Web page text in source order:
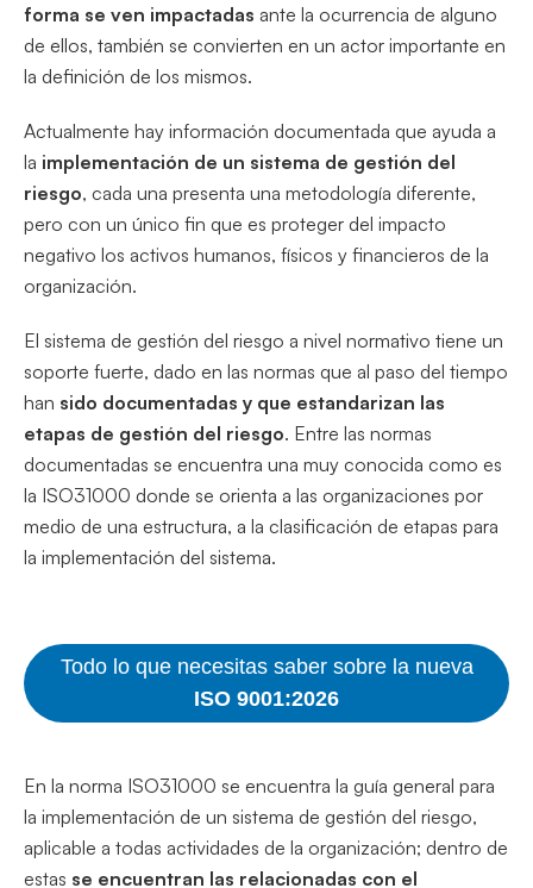
forma se ven impactadas ante la ocurrencia de alguno
de ellos, también se convierten en un actor importante en
la definición de los mismos.
Actualmente hay información documentada que ayuda a
la implementación de un sistema de gestión del
riesgo, cada una presenta una metodología diferente,
pero con un único fin que es proteger del impacto
negativo los activos humanos, físicos y financieros de la
organización.
El sistema de gestión del riesgo a nivel normativo tiene un
soporte fuerte, dado en las normas que al paso del tiempo
han sido documentadas y que estandarizan las
etapas de gestión del riesgo. Entre las normas
documentadas se encuentra una muy conocida como es
la ISO31000 donde se orienta a las organizaciones por
medio de una estructura, a la clasificación de etapas para
la implementación del sistema.
Todo lo que necesitas saber sobre la nueva
ISO 9001:2026
En la norma ISO31000 se encuentra la guía general para
la implementación de un sistema de gestión del riesgo,
aplicable a todas actividades de la organización; dentro de
estas se encuentran las relacionadas con el